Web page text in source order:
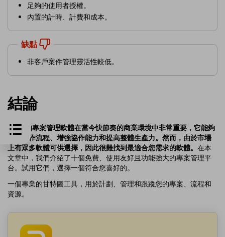
足夠的使用者授權。
內置的計時、計費和成本。
缺點
非客戶案件管理靈活性較低。
結論
Mac 的專案管理軟體在當今快節奏的商業環境中非常重要，它能夠
整合工作流程、增強協作能力和提高整體生產力。然而，由於市場
上有眾多軟體可供選擇，因此很難找到最適合您需求的軟體。 在本
文章中，我們介紹了十個免費、使用友好且功能強大的專案管理平
台。試用它們，選擇一個符合您喜好的。
一個專業的甘特圖工具，用於計劃、管理和跟蹤您的專案、流程和
資源。